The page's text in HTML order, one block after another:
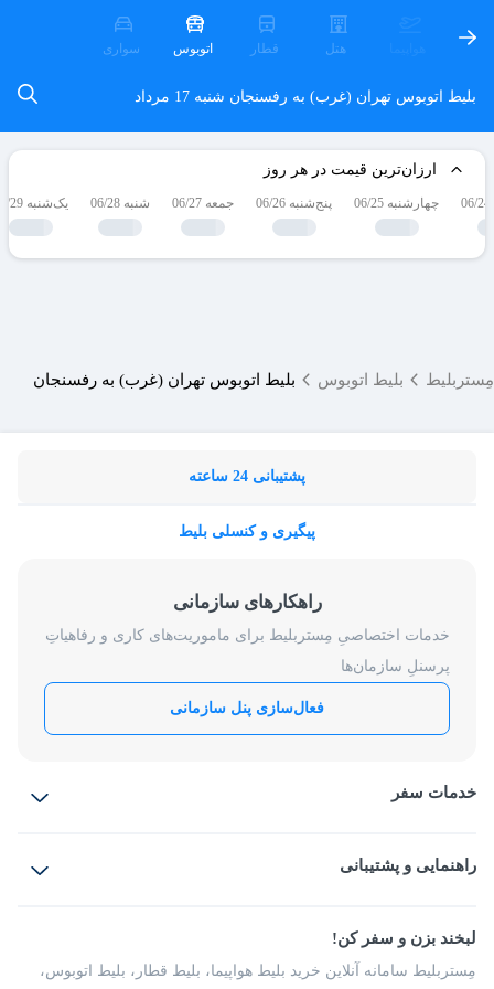
هتل قطار اتوبوس سواری
بلیط اتوبوس تهران (غرب) به رفسنجان شنبه 17 مرداد
ارزان‌ترین قیمت در هر روز
چهارشنبه 06/25 پنج‌شنبه 06/26 جمعه 06/27 شنبه 06/28 یک‌شنبه 06/29
مِستربلیط بلیط اتوبوس بلیط اتوبوس تهران (غرب) به رفسنجان
پشتیبانی 24 ساعته
پیگیری و کنسلی بلیط
راهکارهای سازمانی
خدمات اختصاصیِ مِستربلیط برای ماموریت‌های کاری و رفاهیاتِ
پرسنلِ سازمان‌ها
فعال‌سازی پنل سازمانی
خدمات سفر
بلیط قطار
راهنمایی و پشتیبانی
شرایط و مقررات
راهکار سازمانی
فرصت‌های شغلی
لبخند بزن و سفر کن!
مِستربلیط سامانه آنلاین خرید بلیط هواپیما، بلیط قطار، بلیط اتوبوس،